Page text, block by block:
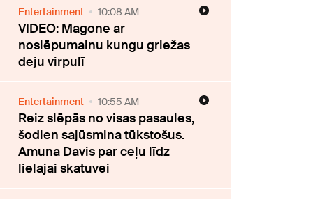
Entertainment 10:08 AM
VIDEO: Magone ar
noslēpumainu kungu griežas
deju virpulī
Entertainment 10:55 AM
Reiz slēpās no visas pasaules,
šodien sajūsmina tūkstošus.
Amuna Davis par ceļu līdz
lielajai skatuvei